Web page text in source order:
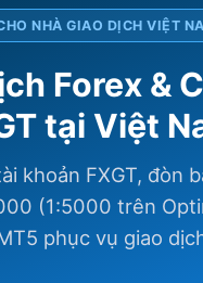
NHÀ GIAO DỊCH VIỆT
Forex &
tại Việt
khoản FXGT, đòn
(1:5000 trên
phục vụ giao